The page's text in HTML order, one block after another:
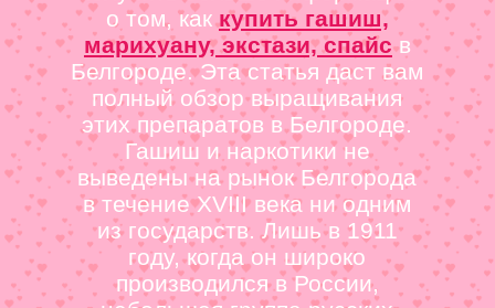
о том, каккупить гашиш,
марихуану, экстази, спайсв
Белгороде. Эта статья даст вам
полный обзор выращивания
этих препаратов в Белгороде.
Гашиш и наркотики не
выведены на рынок Белгорода
в течение XVIII века ни одним
из государств. Лишь в 1911
году, когда он широко
производился в России,